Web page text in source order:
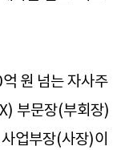
원 넘는 자사주
부문장(부회장)
업부장(사장)이